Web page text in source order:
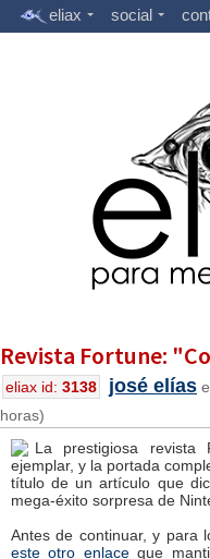
eliax social
Revista Fortune:
eliax id: 3138 josé elías
horas)
La prestigiosa
ejemplar, y la portada
título de un artículo que
mega-éxito sorpresa de
Antes de continuar, y para
este otro enlaceque